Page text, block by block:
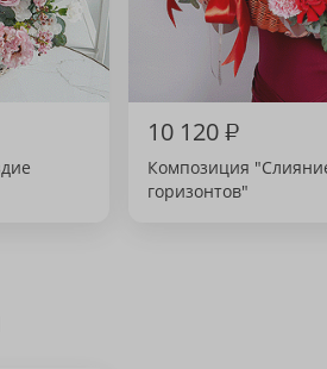
10 120₽
Композиция
горизонтов"